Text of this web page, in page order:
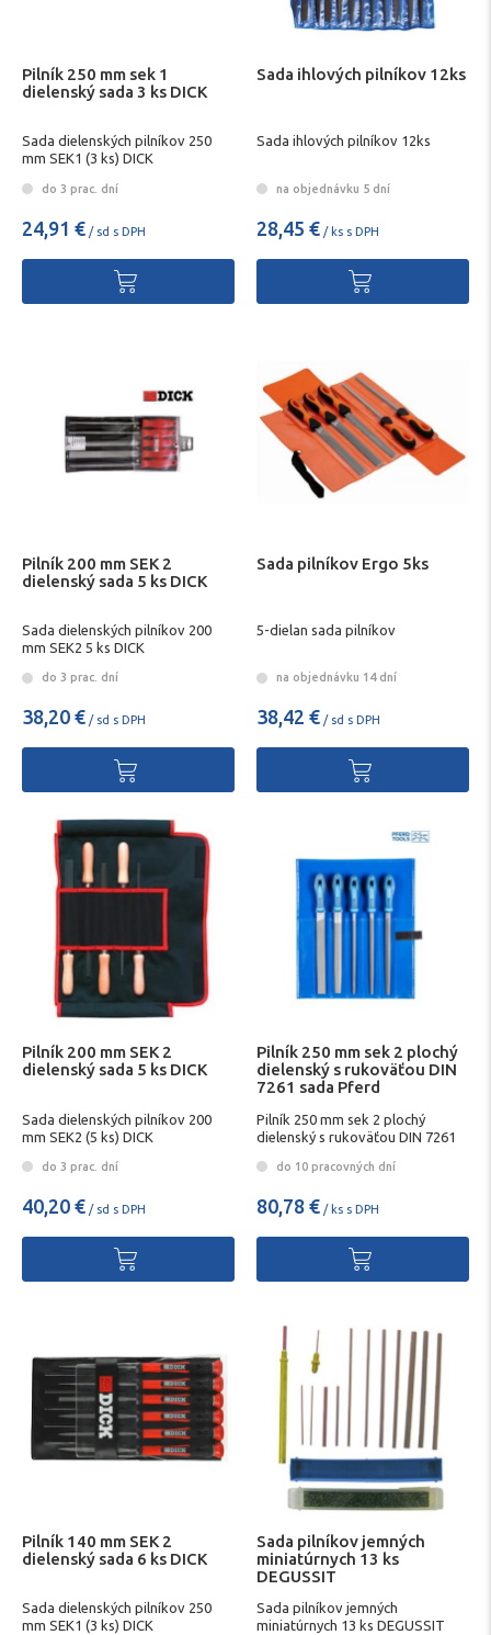
Pilník 250 mm sek 1
dielenský sada 3 ks DICK
Sada dielenských pilníkov 250
mm SEK1 (3 ks) DICK
do 3 prac. dní
24,91 € / sd s DPH
Sada ihlových pilníkov 12ks
Sada ihlových pilníkov 12ks
na objednávku 5 dní
28,45 € / ks s DPH
Pilník 200 mm SEK 2
dielenský sada 5 ks DICK
Sada dielenských pilníkov 200
mm SEK2 5 ks DICK
do 3 prac. dní
38,20 € / sd s DPH
Sada pilníkov Ergo 5ks
5-dielan sada pilníkov
na objednávku 14 dní
38,42 € / sd s DPH
Pilník 200 mm SEK 2
dielenský sada 5 ks DICK
Sada dielenských pilníkov 200
mm SEK2 (5 ks) DICK
do 3 prac. dní
40,20 € / sd s DPH
Pilník 250 mm sek 2 plochý
dielenský s rukoväťou DIN
7261 sada Pferd
Pilník 250 mm sek 2 plochý
dielenský s rukoväťou DIN 7261
do 10 pracovných dní
80,78 € / ks s DPH
Pilník 140 mm SEK 2
dielenský sada 6 ks DICK
Sada dielenských pilníkov 250
mm SEK1 (3 ks) DICK
Sada pilníkov jemných
miniatúrnych 13 ks
DEGUSSIT
Sada pilníkov jemných
miniatúrnych 13 ks DEGUSSIT